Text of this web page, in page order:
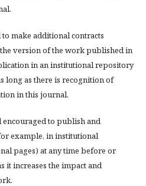
make additional contracts
version of the work published in
in an institutional repository
long as there is recognition of
in this journal.
to publish and
example, in institutional
pages) at any time before or
it increases the impact and